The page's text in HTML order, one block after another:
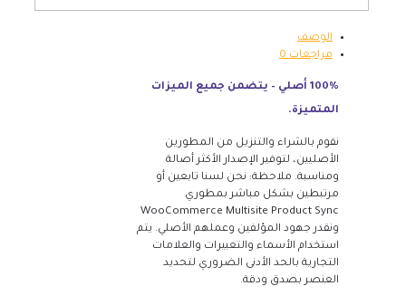
الوصف
مراجعات0
100% أصلي – يتضمن جميع الميزات
المتميزة.
نقوم بالشراء والتنزيل من المطورين
الأصليين، لتوفير الإصدار الأكثر أصالة
ومناسبة. ملاحظة: نحن لسنا تابعين أو
مرتبطين بشكل مباشر بمطوري
WooCommerce Multisite Product Sync
ونقدر جهود المؤلفين وعملهم الأصلي. يتم
استخدام الأسماء والتعبيرات والعلامات
التجارية بالحد الأدنى الضروري لتحديد
العنصر بصدق ودقة.